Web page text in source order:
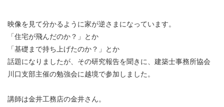
映像を見て分かるように家が逆さまになっています。
「住宅が飛んだのか？」とか
「基礎まで持ち上げたのか？」とか
話題になりましたが、その研究報告を聞きに、建築士事務所協会
川口支部主催の勉強会に越境で参加しました。
講師は金井工務店の金井さん。